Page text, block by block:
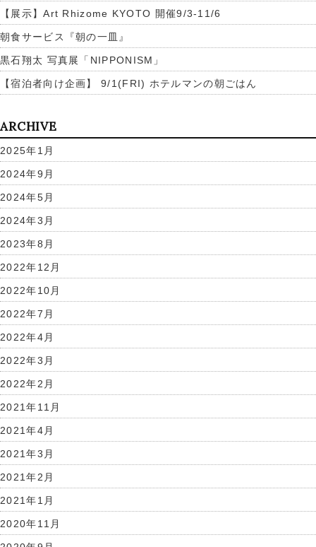
【展示】Art Rhizome KYOTO 開催9/3-11/6
朝食サービス『朝の一皿』
黒石翔太 写真展「NIPPONISM」
【宿泊者向け企画】 9/1(FRI) ホテルマンの朝ごはん
ARCHIVE
2025年1月
2024年9月
2024年5月
2024年3月
2023年8月
2022年12月
2022年10月
2022年7月
2022年4月
2022年3月
2022年2月
2021年11月
2021年4月
2021年3月
2021年2月
2021年1月
2020年11月